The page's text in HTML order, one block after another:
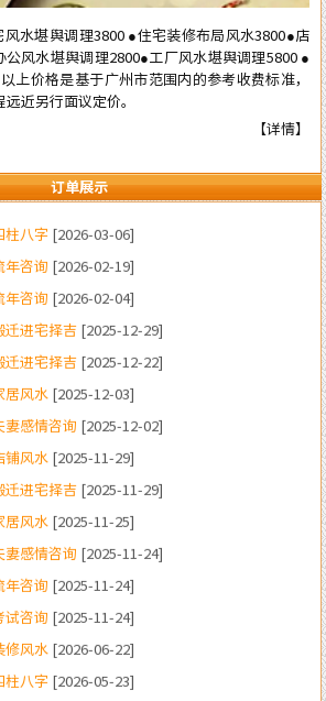
水堪舆调理3800 ●住宅装修布局风水3800●店
风水堪舆调理2800●工厂风水堪舆调理5800 ●
上价格是基于广州市范围内的参考收费标准，
近另行面议定价。
【详情】
订单展示
婚择吉[2026-05-07]
柱八字[2026-05-06]
宝起名[2026-04-04]
柱八字[2026-03-06]
年咨询[2026-02-19]
年咨询 [2026-02-04]
迁进宅择吉[2025-12-29]
迁进宅择吉[2025-12-22]
居风水[2025-12-03]
妻感情咨询 [2025-12-02]
铺风水 [2025-11-29]
迁进宅择吉 [2025-11-29]
居风水 [2025-11-25]
妻感情咨询 [2025-11-24]
年咨询 [2025-11-24]
试咨询[2025-11-24]
修风水 [2026-06-22]
柱八字 [2026-05-23]
婚择吉 [2026-05-21]
婚择吉 [2026-05-07]